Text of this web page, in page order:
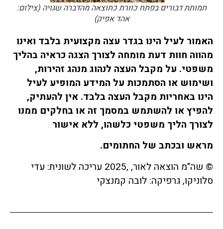
תמותת דבורים בפתח כוורת כתוצאה מהדברה שגויה (צילום:
אהד אפיק)
האמור לעיל הינו בגדר עצה מקצועית בלבד ואינו
מהווה חוות דעת מומחה לצורך הצגה כראיה בהליך
משפטי. על מקבל העצה לנהוג מנהג זהירות,
ושימוש או הסתמכות על המידע המופיע לעיל
הינו באחריות מקבל העצה בלבד. אין להעתיק,
להפיץ או להשתמש במסמך זה או בחלקים ממנו
לצורך הליך משפטי כלשהו, ללא אישור
מראש ובכתב של החתומים.
© שה"מ הוצאה לאור, ,2025 עריכה לשונית: עדי
סלוניקו, גרפיקה: לובה קמנצקי